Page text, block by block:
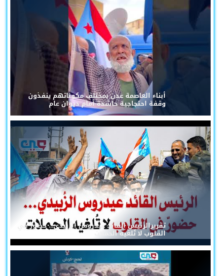
أبناء العاصمة عدن بمختلف مكوناتهم ينفذون
وقفة احتجاجية حاشدة أمام ديوان عام
تقريرالرئيس القائد عيدروس الزُبيدي... حضورٌ في
القلوب لا تُلغيه الحملات